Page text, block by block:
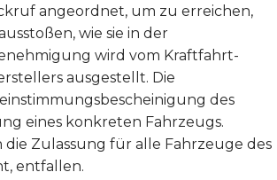
angeordnet, um zu erreichen,
wie sie in der
wird vom Kraftfahrt-
ausgestellt. Die
des
eines konkreten Fahrzeugs.
Zulassung für alle Fahrzeuge des
entfallen.